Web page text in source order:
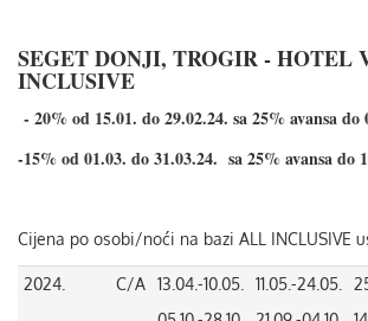
SEGET DONJI, TROGIR - HOTEL
INCLUSIVE
- 20% od 15.01. do 29.02.24. sa 25% avansa do
-15% od 01.03. do 31.03.24. sa 25% avansa do
Cijena po osobi/noći na bazi ALL INCLUSIVE
2024. C/A 13.04.-10.05.
11.05.-24.05.